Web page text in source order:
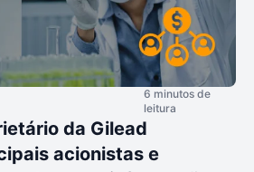
6 minutos de
leitura
da Gilead
acionistas e